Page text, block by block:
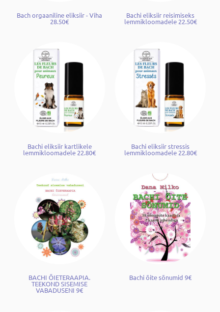
Bach orgaaniline eliksiir - Viha
28.50€
Bachi eliksiir reisimiseks
lemmikloomadele 22.50€
Bachi eliksiir kartlikele
lemmikloomadele 22.80€
Bachi eliksiir stressis
lemmikloomadele 22.80€
BACHI ÕIETERAAPIA.
TEEKOND SISEMISE
VABADUSENI 9€
Bachi õite sõnumid 9€